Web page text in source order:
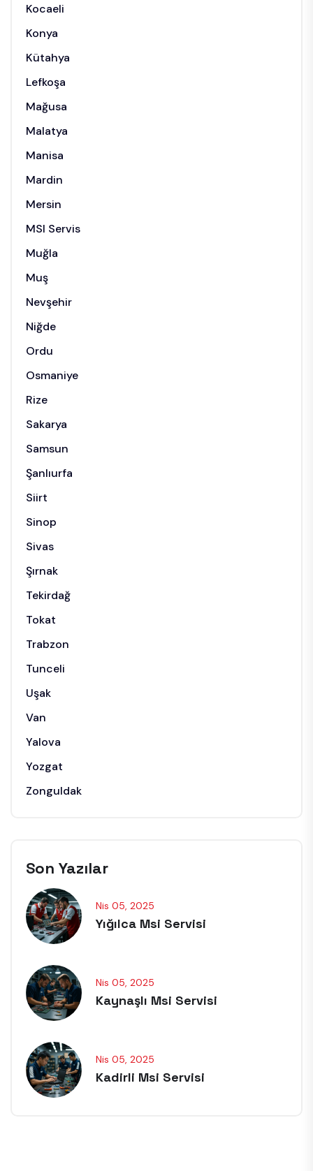
Kocaeli
Konya
Kütahya
Lefkoşa
Mağusa
Malatya
Manisa
Mardin
Mersin
MSI Servis
Muğla
Muş
Nevşehir
Niğde
Ordu
Osmaniye
Rize
Sakarya
Samsun
Şanlıurfa
Siirt
Sinop
Sivas
Şırnak
Tekirdağ
Tokat
Trabzon
Tunceli
Uşak
Van
Yalova
Yozgat
Zonguldak
Son Yazılar
Nis 05, 2025
Yığılca Msi Servisi
Nis 05, 2025
Kaynaşlı Msi Servisi
Nis 05, 2025
Kadirli Msi Servisi